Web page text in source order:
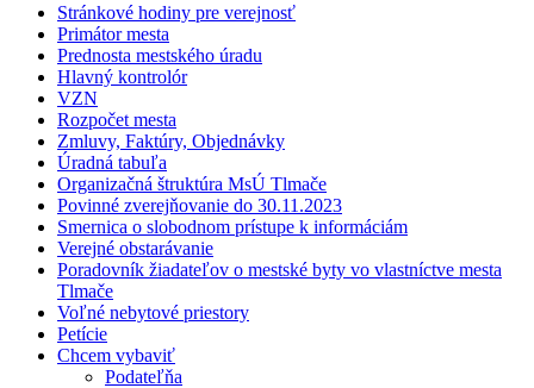
Stránkové hodiny pre verejnosť
Primátor mesta
Prednosta mestského úradu
Hlavný kontrolór
VZN
Rozpočet mesta
Zmluvy, Faktúry, Objednávky
Úradná tabuľa
Organizačná štruktúra MsÚ Tlmače
Povinné zverejňovanie do 30.11.2023
Smernica o slobodnom prístupe k informáciám
Verejné obstarávanie
Poradovník žiadateľov o mestské byty vo vlastníctve mesta
Tlmače
Voľné nebytové priestory
Petície
Chcem vybaviť
Podateľňa